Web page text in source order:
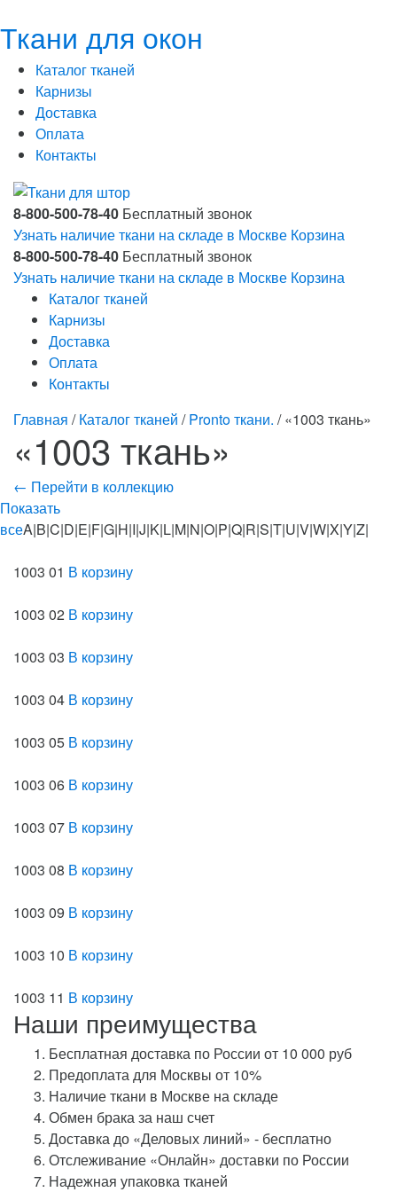
Ткани для окон
Каталог тканей
Карнизы
Доставка
Оплата
Контакты
8-800-500-78-40 Бесплатный звонок
Узнать наличие ткани на складе в Москве Корзина
8-800-500-78-40 Бесплатный звонок
Узнать наличие ткани на складе в Москве Корзина
Каталог тканей
Карнизы
Доставка
Оплата
Контакты
Главная /Каталог тканей /Pronto ткани. / «1003 ткань»
«1003 ткань»
← Перейти в коллекцию
Показать
всеA|B|C|D|E|F|G|H|I|J|K|L|M|N|O|P|Q|R|S|T|U|V|W|X|Y|Z|
1003 01 В корзину
1003 02 В корзину
1003 03 В корзину
1003 04 В корзину
1003 05 В корзину
1003 06 В корзину
1003 07 В корзину
1003 08 В корзину
1003 09 В корзину
1003 10 В корзину
1003 11 В корзину
Наши преимущества
Бесплатная доставка по России от 10 000 руб
Предоплата для Москвы от 10%
Наличие ткани в Москве на складе
Обмен брака за наш счет
Доставка до «Деловых линий» - бесплатно
Отслеживание «Онлайн» доставки по России
Надежная упаковка тканей